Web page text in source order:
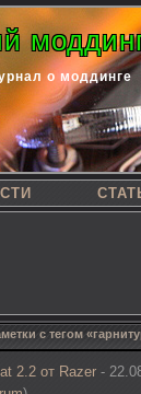
о моддинге
с тегом
2.2 от Razer -